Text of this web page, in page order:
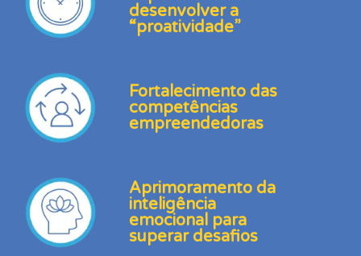
desenvolver a
“proatividade”
Fortalecimento das
competências
empreendedoras
Aprimoramento da
inteligência
emocional para
superar desafios